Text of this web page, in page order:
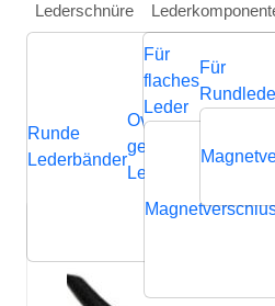
Lederschnüre
Runde
Lederbänder
Ovale
geflochtene
Lederbänder
Für
flaches
Leder
Für
Lederkomponenten
Zamak